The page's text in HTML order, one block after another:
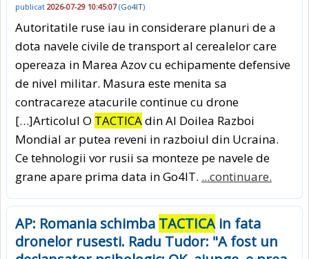
publicat 2026-07-29 10:45:07(Go4IT)
Autoritatile ruse iau in considerare planuri de a
dota navele civile de transport al cerealelor care
opereaza in Marea Azov cu echipamente defensive
de nivel militar. Masura este menita sa
contracareze atacurile continue cu drone
[…]Articolul O TACTICAdin Al Doilea Razboi
Mondial ar putea reveni in razboiul din Ucraina.
Ce tehnologii vor rusii sa monteze pe navele de
grane apare prima data in Go4IT. ...continuare.
AP: Romania schimba TACTICAin fata
dronelor rusesti. Radu Tudor: "A fost un